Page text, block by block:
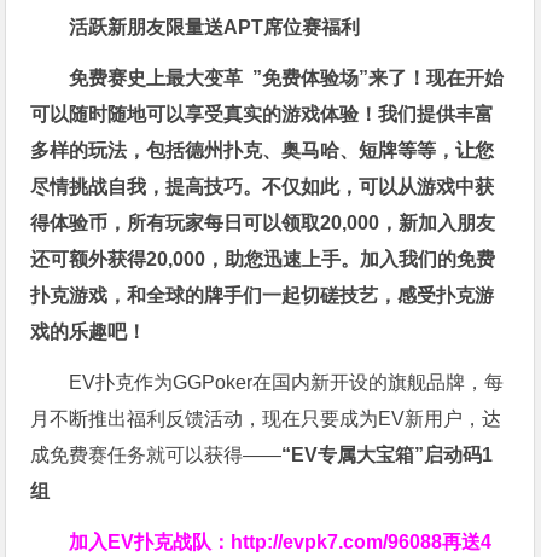
活跃新朋友限量送APT席位赛福利
免费赛史上最大变革 ”免费体验场”来了！现在开始
可以随时随地可以享受真实的游戏体验！我们提供丰富
多样的玩法，包括德州扑克、奥马哈、短牌等等，让您
尽情挑战自我，提高技巧。不仅如此，可以从游戏中获
得体验币，所有玩家每日可以领取20,000，新加入朋友
还可额外获得20,000，助您迅速上手。 加入我们的免费
扑克游戏，和全球的牌手们一起切磋技艺，感受扑克游
戏的乐趣吧！
EV扑克作为GGPoker在国内新开设的旗舰品牌，每
月不断推出福利反馈活动，现在只要成为EV新用户，达
成免费赛任务就可以获得——“EV专属大宝箱”启动码1
组
加入EV扑克战队： http://evpk7.com/96088再送4